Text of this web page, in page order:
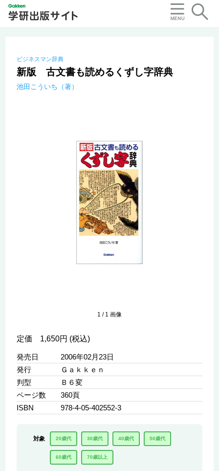
ビジネスマン辞典
新版 古文書も読めるくずし字辞典
池田こういち（著）
1 / 1 画像
定価 1,650円 (税込)
発売日
2006年02月23日
発行
Ｇａｋｋｅｎ
判型
Ｂ６変
ページ数
360頁
ISBN
978-4-05-402552-3
対象 20歳代 30歳代 40歳代 50歳代
60歳代 70歳以上